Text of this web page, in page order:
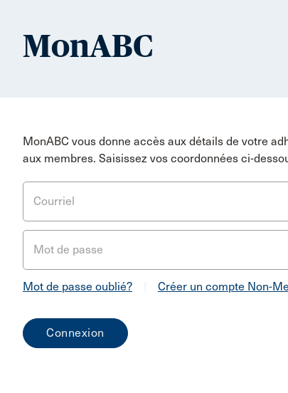
MonABC
MonABC vous donne accès aux détails de votre
aux membres. Saisissez vos coordonnées ci-
Courriel
Mot de passe
Mot de passe oublié? Créer un compte Non-